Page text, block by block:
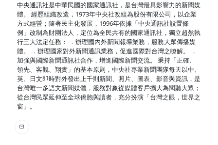
中央通訊社是中華民國的國家通訊社，是台灣最具影響力的新聞媒
體。 經歷組織改造，1973年中央社改組為股份有限公司，以企業
方式經營；隨著民主化發展，1996年依據「中央通訊社設置條
例」改制為財團法人，定位為全民共有的國家通訊社，獨立超然執
行三大法定任務： ．辦理國內外新聞報導業務，服務大眾傳播媒
體。 ．辦理國家對外新聞通訊業務，促進國際對台灣之瞭解。 ．
加強與國際新聞通訊社合作，增進國際新聞交流。 秉持「正確、
領先、客觀、翔實」的基本原則，中央社專業新聞團隊每天以中、
英、日文即時對外發出上千則新聞、照片、圖表、影音與資訊，是
台灣唯一多語文新聞媒體，服務對象從媒體客戶擴大為閱聽大眾；
從台灣民眾延伸至全球僑胞與讀者，充分扮演「台灣之眼，世界之
窗」。